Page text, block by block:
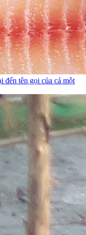
đến tên gọi của cả một